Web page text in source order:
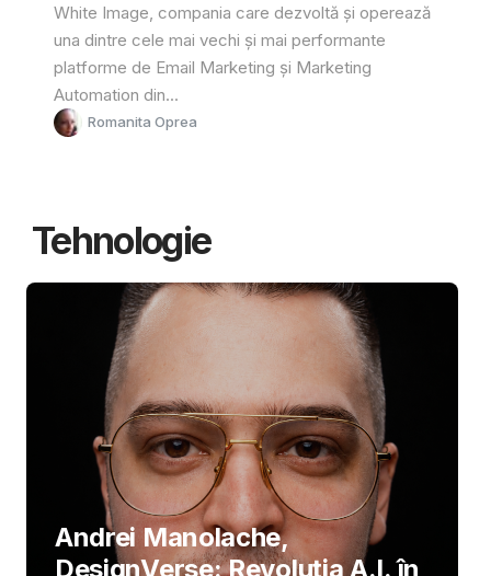
White Image, compania care dezvoltă și operează
una dintre cele mai vechi și mai performante
platforme de Email Marketing și Marketing
Automation din...
Romanita Oprea
Tehnologie
Andrei Manolache,
DesignVerse: Revoluția A.I. în